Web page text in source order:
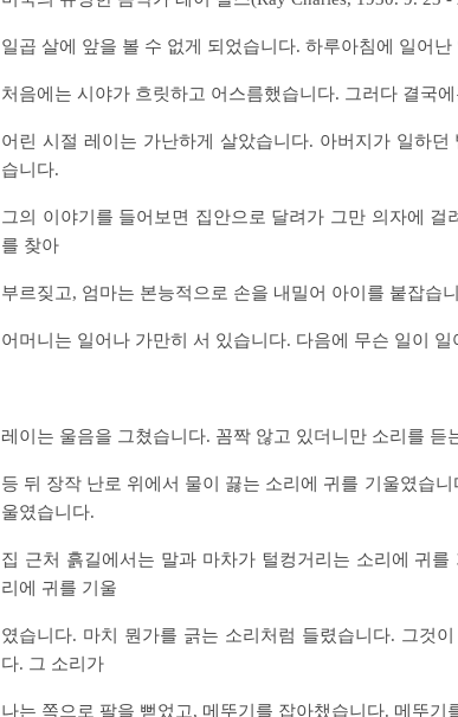
일곱 살에 앞을 볼 수 없게 되었습니다. 하루아침에 일어
처음에는 시야가 흐릿하고 어스름했습니다. 그러다 결국
어린 시절 레이는 가난하게 살았습니다. 아버지가 일하던
습니다.
그의 이야기를 들어보면 집안으로 달려가 그만 의자에 걸
를 찾아
부르짖고, 엄마는 본능적으로 손을 내밀어 아이를 붙잡습
어머니는 일어나 가만히 서 있습니다. 다음에 무슨 일이
레이는 울음을 그쳤습니다. 꼼짝 않고 있더니만 소리를 듣
등 뒤 장작 난로 위에서 물이 끓는 소리에 귀를 기울였습
울였습니다.
집 근처 흙길에서는 말과 마차가 털컹거리는 소리에 귀
리에 귀를 기울
였습니다. 마치 뭔가를 긁는 소리처럼 들렸습니다. 그것
다. 그 소리가
나는 쪽으로 팔을 뻗었고, 메뚜기를 잡아챘습니다. 메뚜기